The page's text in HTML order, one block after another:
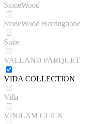
StoneWood
StoneWood Herringbone
Suite
VALLAND PARQUET
VIDA COLLECTION
Villa
VINILAM CLICK